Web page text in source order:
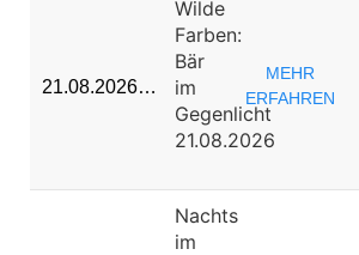
21.08.2026…
Wilde
Farben:
Bär
im
Gegenlicht
21.08.2026
MEHR
ERFAHREN
Nachts
im